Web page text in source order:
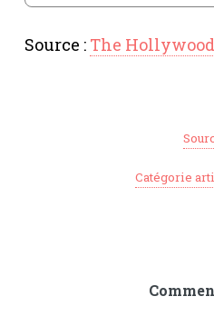
Source : The
Catégorie